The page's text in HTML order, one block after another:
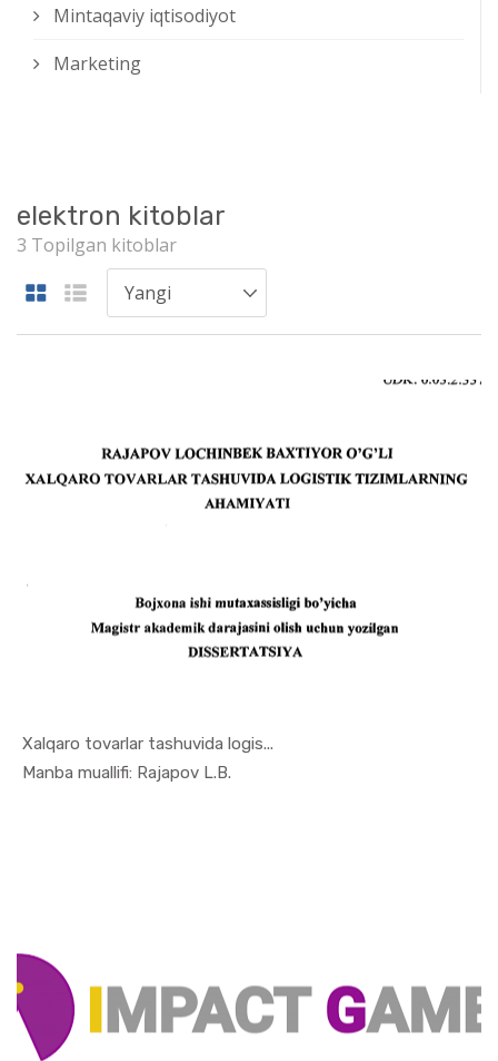
Mintaqaviy iqtisodiyot
Marketing
elektron kitoblar
3 Topilgan kitoblar
Xalqaro tovarlar tashuvida logis...
Manba muallifi: Rajapov L.B.In Xizmat ...